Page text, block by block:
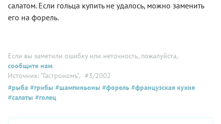
салатом. Если гольца купить не удалось, можно заменить
его на форель.
Если вы заметили ошибку или неточность, пожалуйста,
сообщите нам.
Источник: "Гастрономъ", #3/2002
#рыба #грибы #шампиньоны #форель #французская кухня
#салаты #голец